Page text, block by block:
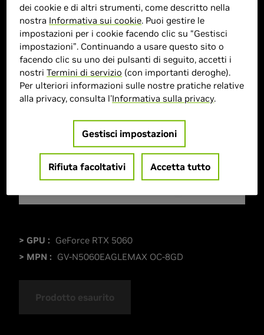
> GPU : GeForce RTX 5060
> MPN : GV-N5060EAGLEMAX OC-8GD
Prodotto esaurito
dei cookie e di altri strumenti, come descritto nella
nostra Informativa sui cookie. Puoi gestire le
impostazioni per i cookie facendo clic su “Gestisci
impostazioni”. Continuando a usare questo sito o
facendo clic su uno dei pulsanti di seguito, accetti i
nostriTermini di servizio (con importanti deroghe).
Per ulteriori informazioni sulle nostre pratiche relative
alla privacy, consulta l'Informativa sulla privacy.
Gestisci impostazioni
Rifiuta facoltativi Accetta tutto